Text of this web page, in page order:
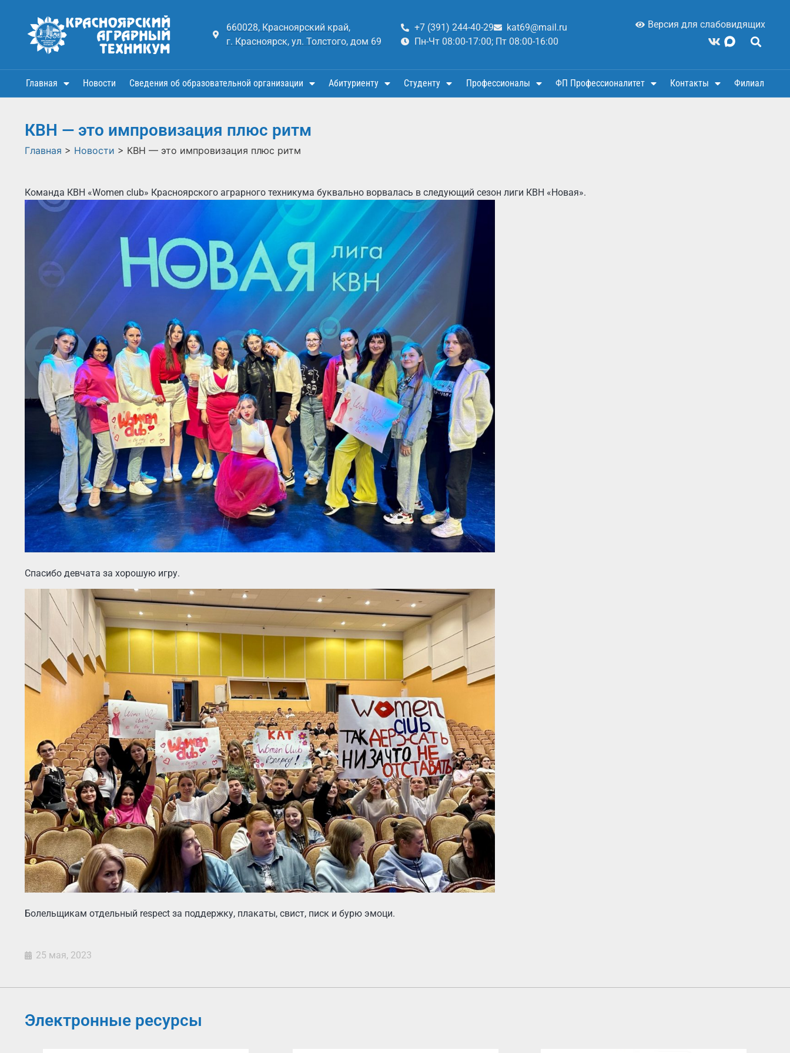
660028, Красноярский край,
г. Красноярск, ул. Толстого, дом 69
+7 (391) 244-40-29
kat69@mail.ru
Пн-Чт 08:00-17:00; Пт 08:00-16:00
Версия для слабовидящих
Главная Новости Сведения об образовательной организации Абитуриенту Студенту Профессионалы ФП Профессионалитет Контакты Филиал
КВН — это импровизация плюс ритм
Главная > Новости > КВН — это импровизация плюс ритм
Команда КВН «Women club» Красноярского аграрного техникума буквально ворвалась в следующий сезон лиги КВН «Новая».
Спасибо девчата за хорошую игру.
Болельщикам отдельный respect за поддержку, плакаты, свист, писк и бурю эмоци.
25 мая, 2023
Электронные ресурсы